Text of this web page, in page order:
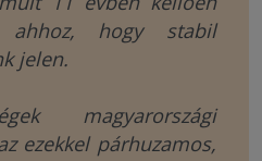
ahhoz, hogy stabil
jelen.
magyarországi
ezekkel párhuzamos,